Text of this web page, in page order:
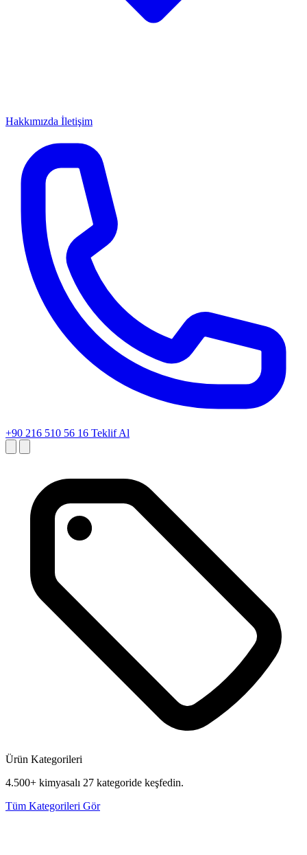
Hakkımızda İletişim
+90 216 510 56 16 Teklif Al
Ürün Kategorileri
4.500+ kimyasalı 27 kategoride keşfedin.
Tüm Kategorileri Gör